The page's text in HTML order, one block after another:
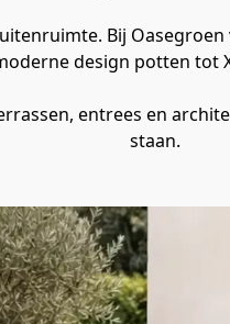
Bij
design potten tot
entrees en
staan.